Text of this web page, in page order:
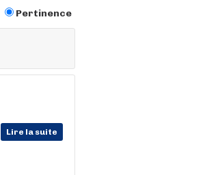
Pertinence
Lire la suite